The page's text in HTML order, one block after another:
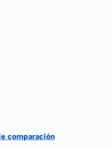
comparación